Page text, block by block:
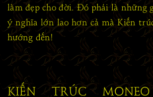
làm đẹp cho đời. Đó phải là những
ý nghĩa lớn lao hơn cả mà Kiến
hướng đến!
KIẾN TRÚC